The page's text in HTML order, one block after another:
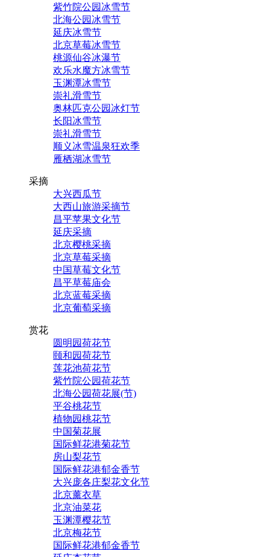
紫竹院公园冰雪节
北海公园冰雪节
延庆冰雪节
北京草莓冰雪节
桃源仙谷冰瀑节
欢乐水魔方冰雪节
玉渊潭冰雪节
崇礼滑雪节
奥林匹克公园冰灯节
长阳冰雪节
崇礼滑雪节
顺义冰雪温泉狂欢季
雁栖湖冰雪节
采摘
大兴西瓜节
大西山旅游采摘节
昌平苹果文化节
延庆采摘
北京樱桃采摘
北京草莓采摘
中国草莓文化节
昌平草莓庙会
北京蓝莓采摘
北京葡萄采摘
赏花
圆明园荷花节
颐和园荷花节
莲花池荷花节
紫竹院公园荷花节
北海公园荷花展(节)
平谷桃花节
植物园桃花节
中国菊花展
国际鲜花港菊花节
房山梨花节
国际鲜花港郁金香节
大兴庞各庄梨花文化节
北京薰衣草
北京油菜花
玉渊潭樱花节
北京梅花节
国际鲜花港郁金香节